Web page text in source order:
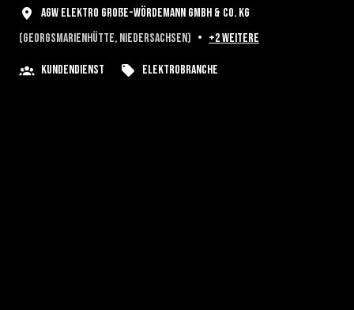
AGW Elektro Große-Wördemann GmbH & Co. KG
(Georgsmarienhütte, Niedersachsen) • +2 weitere
Kundendienst Elektrobranche